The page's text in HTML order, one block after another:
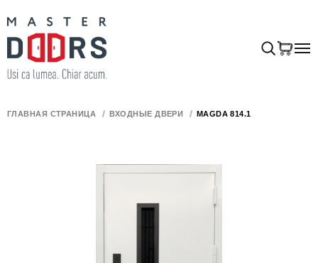
ГЛАВНАЯ СТРАНИЦА ВХОДНЫЕ ДВЕРИ MAGDA 814.1